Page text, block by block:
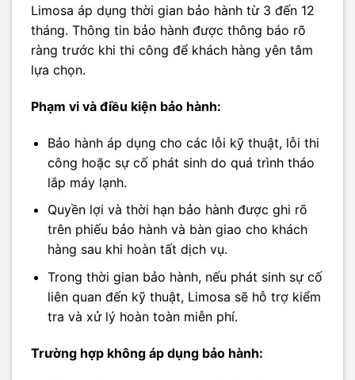
Limosa áp dụng thời gian bảo hành từ 3 đến 12
tháng. Thông tin bảo hành được thông báo rõ
ràng trước khi thi công để khách hàng yên tâm
lựa chọn.
Phạm vi và điều kiện bảo hành:
Bảo hành áp dụng cho các lỗi kỹ thuật, lỗi thi
công hoặc sự cố phát sinh do quá trình tháo
lắp máy lạnh.
Quyền lợi và thời hạn bảo hành được ghi rõ
trên phiếu bảo hành và bàn giao cho khách
hàng sau khi hoàn tất dịch vụ.
Trong thời gian bảo hành, nếu phát sinh sự cố
liên quan đến kỹ thuật, Limosa sẽ hỗ trợ kiểm
tra và xử lý hoàn toàn miễn phí.
Trường hợp không áp dụng bảo hành: